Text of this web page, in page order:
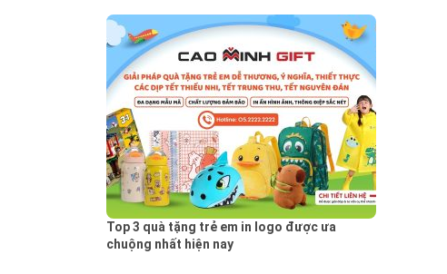
Top 3 quà tặng trẻ em in logo được ưa
chuộng nhất hiện nay